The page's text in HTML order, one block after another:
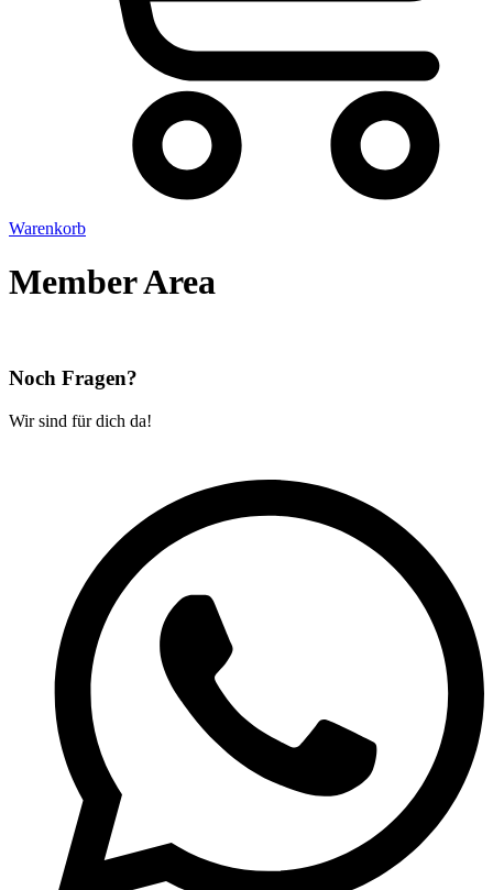
Warenkorb
Member Area
Noch Fragen?
Wir sind für dich da!